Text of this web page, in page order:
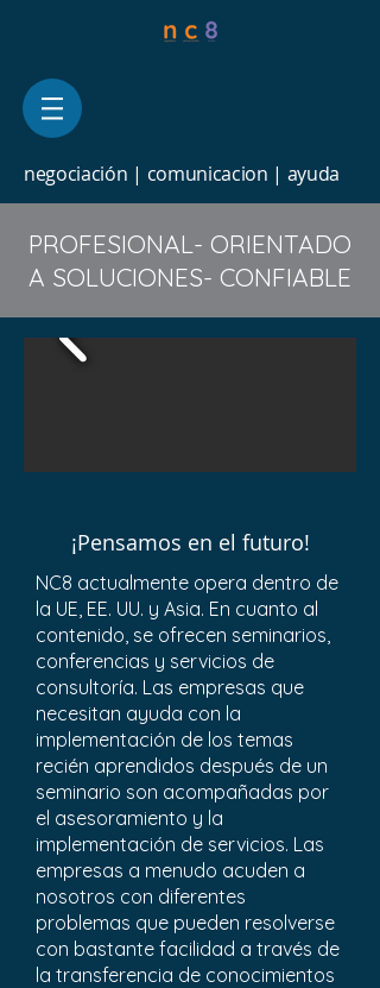
negociación | comunicacion | ayuda
PROFESIONAL- ORIENTADO
A SOLUCIONES- CONFIABLE
¡Pensamos en el futuro!
NC8 actualmente opera dentro de
la UE, EE. UU. y Asia. En cuanto al
contenido, se ofrecen seminarios,
conferencias y servicios de
consultoría. Las empresas que
necesitan ayuda con la
implementación de los temas
recién aprendidos después de un
seminario son acompañadas por
el asesoramiento y la
implementación de servicios. Las
empresas a menudo acuden a
nosotros con diferentes
problemas que pueden resolverse
con bastante facilidad a través de
la transferencia de conocimientos